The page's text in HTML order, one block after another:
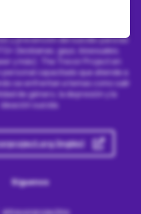
y prevención del suicidio para las
(lesbianas, gays, bisexuales,
y más). The Trevor Project en
personal capacitado que atiende a
se enfrentan a temas como salir
de género, la depresión y la
ideación suicida.
(inglés)
Síguenos
@trevorprojectmx